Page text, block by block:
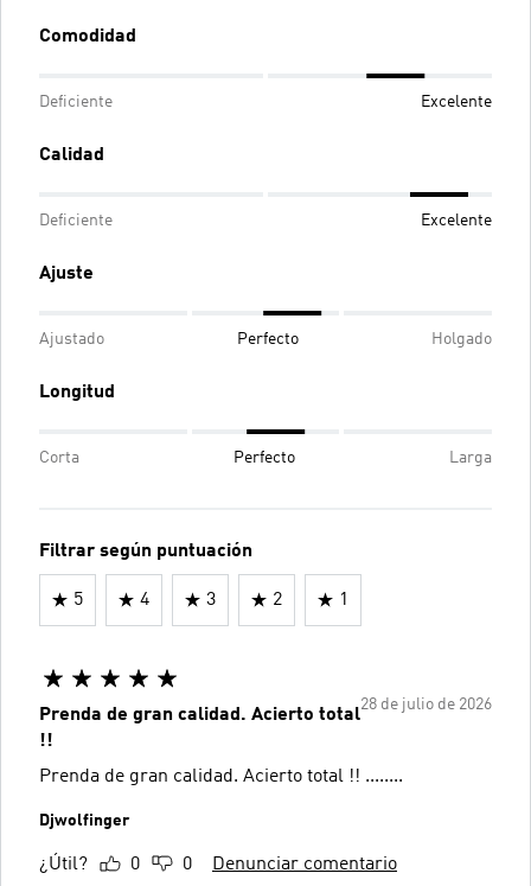
Comodidad
Deficiente Excelente
Calidad
Deficiente Excelente
Ajuste
Ajustado Perfecto Holgado
Longitud
Corta Perfecto Larga
Filtrar según puntuación
5 4 3 2 1
28 de julio de 2026
Prenda de gran calidad. Acierto total
!!
Prenda de gran calidad. Acierto total !! ........
Djwolfinger
¿Útil? 0 0 Denunciar comentario